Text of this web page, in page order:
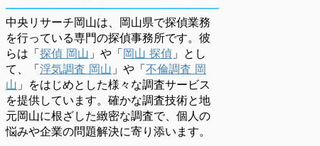
中央リサーチ岡山は、岡山県で探偵業務
を行っている専門の探偵事務所です。彼
らは「探偵 岡山 」や「岡山 探偵 」とし
て、「浮気調査 岡山 」や「不倫調査 岡
山 」をはじめとした様々な調査サービス
を提供しています。確かな調査技術と地
元岡山に根ざした緻密な調査で、個人の
悩みや企業の問題解決に寄り添います。